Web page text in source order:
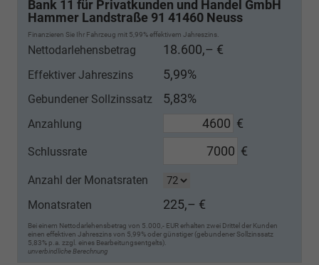
Bank 11 für Privatkunden und Handel GmbH
Hammer Landstraße 91 41460 Neuss
Finanzieren Sie Ihr Fahrzeug mit 5,99% effektivem Jahreszins.
Nettodarlehensbetrag 18.600,– €
Effektiver Jahreszins 5,99%
Gebundener Sollzinssatz 5,83%
Anzahlung €
Schlussrate €
Anzahl der Monatsraten
Monatsraten
225,– €
Bei einem Nettodarlehensbetrag von 5.000,- EUR erhalten zwei Drittel der Kunden
einen effektiven Jahreszins von 5,99% oder günstiger (gebundener Sollzinssatz
5,83% p.a. zzgl. eines Bearbeitungsentgelts).
unverbindliche Berechnung